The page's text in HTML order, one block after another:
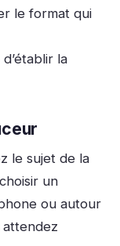
le format qui
la
le sujet de la
un
ou autour
attendez